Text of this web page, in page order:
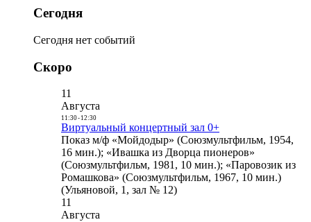
Сегодня
Сегодня нет событий
Скоро
11
Августа
11:30- 12:30
Виртуальный концертный зал 0+
Показ м/ф «Мойдодыр» (Союзмультфильм, 1954,
16 мин.); «Ивашка из Дворца пионеров»
(Союзмультфильм, 1981, 10 мин.); «Паровозик из
Ромашкова» (Союзмультфильм, 1967, 10 мин.)
(Ульяновой, 1, зал № 12)
11
Августа